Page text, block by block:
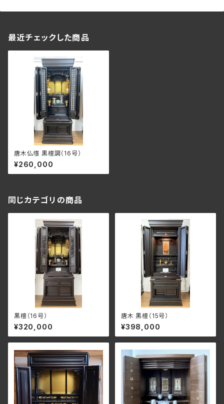
最近チェックした商品
唐木仏壇 黒檀調（16号）
¥260,000
同じカテゴリの商品
黒檀（16号）
¥320,000
唐木 黒檀（15号）
¥398,000